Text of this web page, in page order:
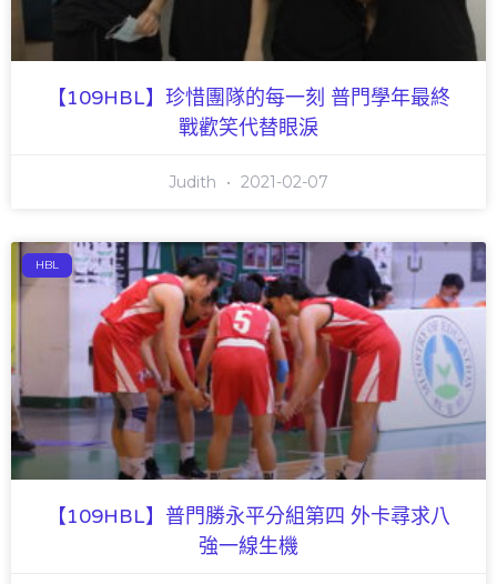
【109HBL】珍惜團隊的每一刻 普門學年最終
戰歡笑代替眼淚
Judith 2021-02-07
HBL
【109HBL】普門勝永平分組第四 外卡尋求八
強一線生機